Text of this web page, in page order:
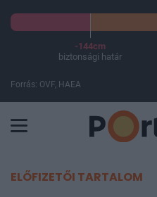
-144cm
biztonsági határ
Forrás: OVF, HAEA
ELŐFIZETŐI TARTALOM